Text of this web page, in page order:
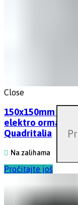
Close
150x150mm
elektro orman
Quadritalia
Na zalihama
Pročitajte još